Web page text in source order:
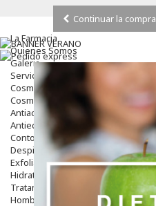
Continuar la compra
La Farmacia
Quienes Somos
Galeria
Servicios
Cosmética
Cosmética Facial
Antiacné
Antiedad
Contorno De Ojos
Despigmentantes
Exfoliantes
Hidratantes
Tratamientos De Noche
Hombre